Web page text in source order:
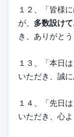
１２、「皆様
が、 多数設け
き、ありがと
１３、「本日は
いただき、誠
１４、「先日は
いただき、心